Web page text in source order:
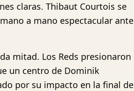
claras. Thibaut Courtois se
a mano espectacular ante
mitad. Los Reds presionaron
un centro de Dominik
por su impacto en la final de